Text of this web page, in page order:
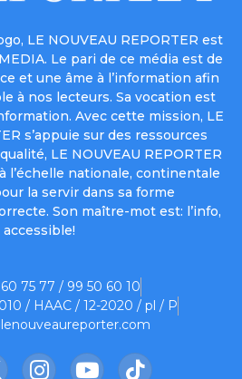
LE NOUVEAU REPORTER est
Le pari de ce média est de
et une âme à l’information afin
à nos lecteurs. Sa vocation est
Avec cette mission, LE
s’appuie sur des ressources
LE NOUVEAU REPORTER
l’échelle nationale, continentale
la servir dans sa forme
Son maître-mot est: l’info,
accessible!
75 77 / 99 50 60 10
/ HAAC / 12-2020 / pl / P